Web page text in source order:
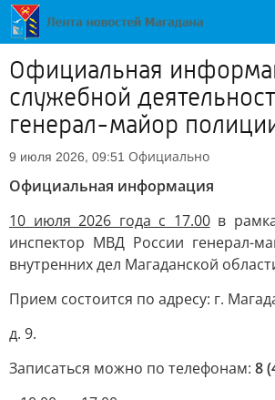
Официальная
служебной
генерал-майор
9 июля 2026, 09:51 Официально
Официальная информация
10 июля 2026 года с 17.00в
инспектор МВД России генерал-
внутренних дел Магаданской
Прием состоится по адресу: г.
д. 9.
Записаться можно по телефонам: 8